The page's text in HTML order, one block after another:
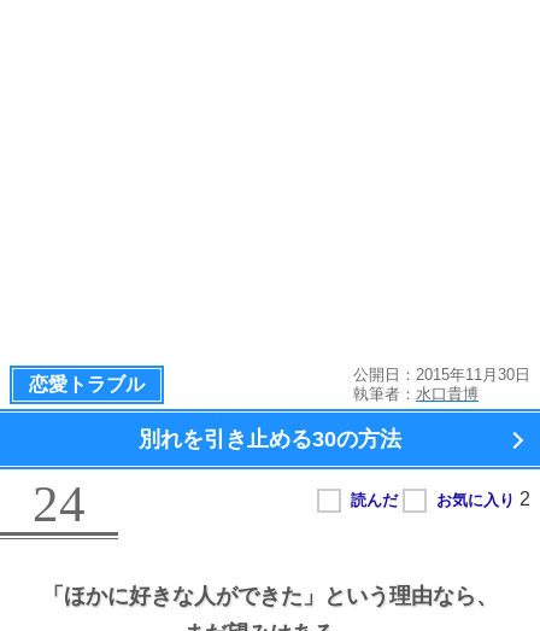
恋愛トラブル
公開日：2015年11月30日
執筆者： 水口貴博
別れを引き止める30の方法
24
「ほかに好きな人ができた」という理由なら、